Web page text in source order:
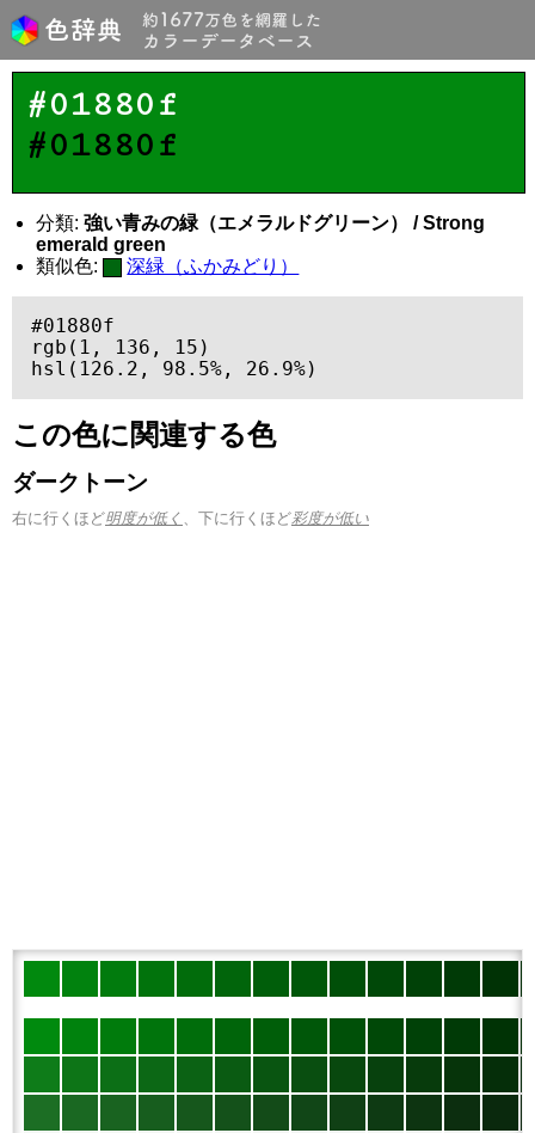
#01880f
#01880f
分類: 強い青みの緑（エメラルドグリーン） / Strong
emerald green
類似色:
深緑（ふかみどり）
#01880f
rgb(1, 136, 15)
hsl(126.2, 98.5%, 26.9%)
この色に関連する色
ダークトーン
右に行くほど明度が低く 、下に行くほど彩度が低い